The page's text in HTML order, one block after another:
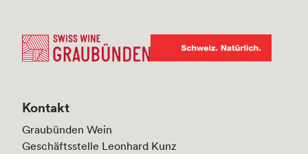
Kontakt
Graubünden Wein
Geschäftsstelle Leonhard Kunz